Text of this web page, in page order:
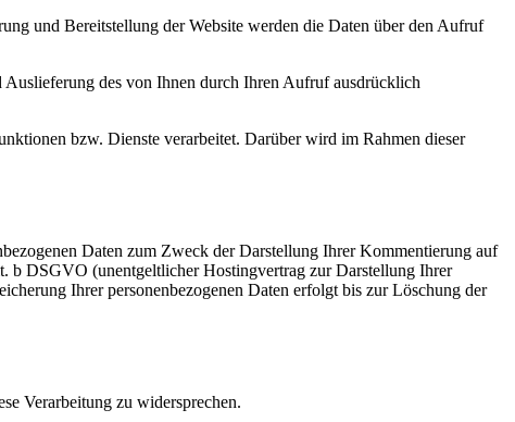
und Bereitstellung der Website werden die Daten über den Aufruf
des von Ihnen durch Ihren Aufruf ausdrücklich
bzw. Dienste verarbeitet. Darüber wird im Rahmen dieser
Daten zum Zweck der Darstellung Ihrer Kommentierung auf
b DSGVO (unentgeltlicher Hostingvertrag zur Darstellung Ihrer
Ihrer personenbezogenen Daten erfolgt bis zur Löschung der
Verarbeitung zu widersprechen.